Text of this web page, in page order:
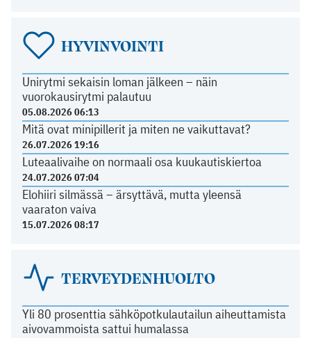
HYVINVOINTI
Unirytmi sekaisin loman jälkeen – näin
vuorokausirytmi palautuu
05.08.2026 06:13
Mitä ovat minipillerit ja miten ne vaikuttavat?
26.07.2026 19:16
Luteaalivaihe on normaali osa kuukautiskiertoa
24.07.2026 07:04
Elohiiri silmässä – ärsyttävä, mutta yleensä
vaaraton vaiva
15.07.2026 08:17
TERVEYDENHUOLTO
Yli 80 prosenttia sähköpotkulautailun aiheuttamista
aivovammoista sattui humalassa